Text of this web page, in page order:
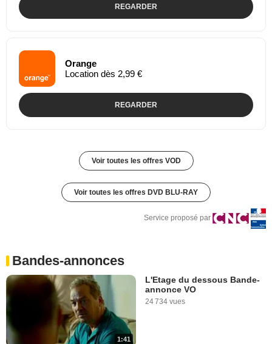
REGARDER
Orange
Location dès 2,99 €
REGARDER
Voir toutes les offres VOD
Voir toutes les offres DVD BLU-RAY
Service proposé par
Bandes-annonces
1:41
L'Etage du dessous Bande-
annonce VO
24 734 vues